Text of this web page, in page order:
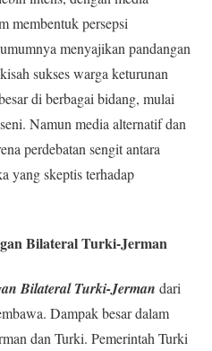
membentuk persepsi
menyajikan pandangan
sukses warga keturunan
di berbagai bidang, mulai
Namun media alternatif dan
perdebatan sengit antara
yang skeptis terhadap
Bilateral Turki-Jerman
Bilateral Turki-Jerman dari
Dampak besar dalam
dan Turki. Pemerintah Turki